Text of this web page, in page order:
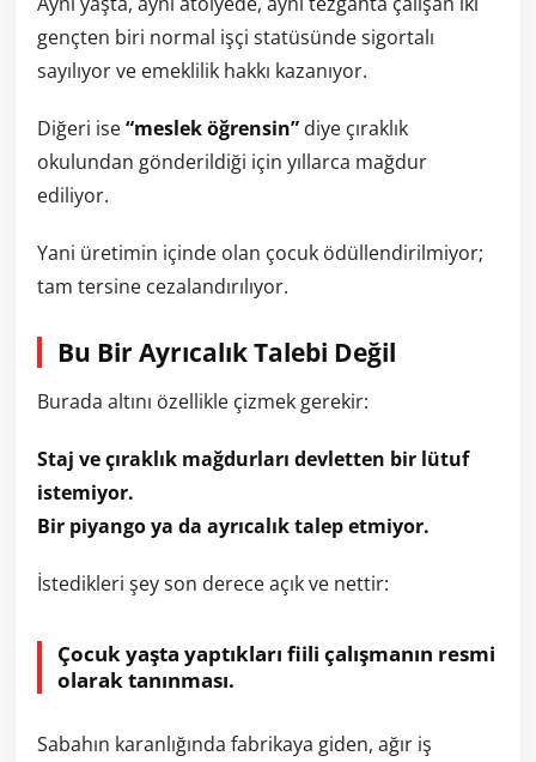
gençten biri normal işçi statüsünde sigortalı
sayılıyor ve emeklilik hakkı kazanıyor.
Diğeri ise“meslek öğrensin” diye çıraklık
okulundan gönderildiği için yıllarca mağdur
ediliyor.
Yani üretimin içinde olan çocuk ödüllendirilmiyor;
tam tersine cezalandırılıyor.
Bu Bir Ayrıcalık Talebi Değil
Burada altını özellikle çizmek gerekir:
Staj ve çıraklık mağdurları devletten bir lütuf
istemiyor.
Bir piyango ya da ayrıcalık talep etmiyor.
İstedikleri şey son derece açık ve nettir:
Çocuk yaşta yaptıkları fiili çalışmanın resmi
olarak tanınması.
Sabahın karanlığında fabrikaya giden, ağır iş